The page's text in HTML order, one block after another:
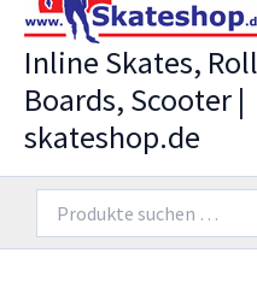
Inline Skates,
Boards, Scooter |
skateshop.de
nach: